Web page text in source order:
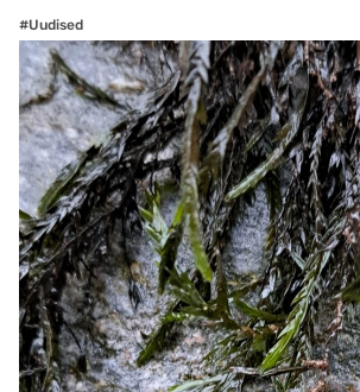
#Uudised